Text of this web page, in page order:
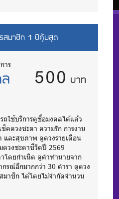
สมาชิก 1 ปีคุ้มสุด
าร 500 บาท
ถใช้บริการดูชื่อมงคลได้แล้ว
ช็คดวงชะตา ความรัก การงาน
และสุขภาพ ดูดวงรายเดือน
วงชะตาชีวิตปี 2569
โดยกำเนิด ดูคำทำนายจาก
รณ์อีกมากกว่า 30 ตำรา ดูดวง
าชิก ได้โดยไม่จำกัดจำนวน